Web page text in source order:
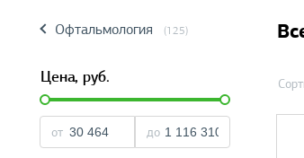
Офтальмология (125)
Цена, руб.
от до